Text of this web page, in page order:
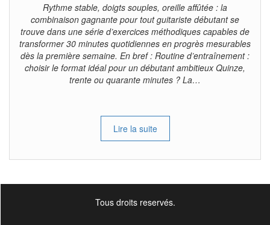
Rythme stable, doigts souples, oreille affûtée : la
combinaison gagnante pour tout guitariste débutant se
trouve dans une série d’exercices méthodiques capables de
transformer 30 minutes quotidiennes en progrès mesurables
dès la première semaine. En bref : Routine d’entraînement :
choisir le format idéal pour un débutant ambitieux Quinze,
trente ou quarante minutes ? La…
Lire la suite
Tous droits reservés.